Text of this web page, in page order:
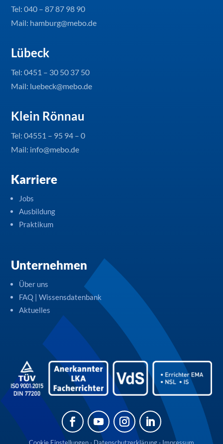
Tel:040 – 87 87 98 90
Mail: hamburg@mebo.de
Lübeck
Tel:0451 – 30 50 37 50
Mail: luebeck@mebo.de
Klein Rönnau
Tel:04551 – 95 94 – 0
Mail: info@mebo.de
Karriere
Jobs
Ausbildung
Praktikum
Unternehmen
Über uns
FAQ | Wissensdatenbank
Aktuelles